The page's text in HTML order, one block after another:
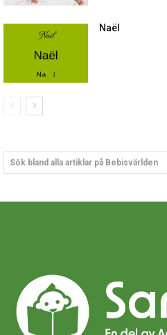
Naël
Sök bland alla artiklar på Bebisvärlden